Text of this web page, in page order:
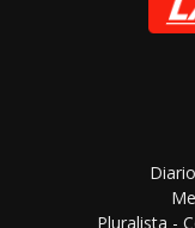
Pluralista -